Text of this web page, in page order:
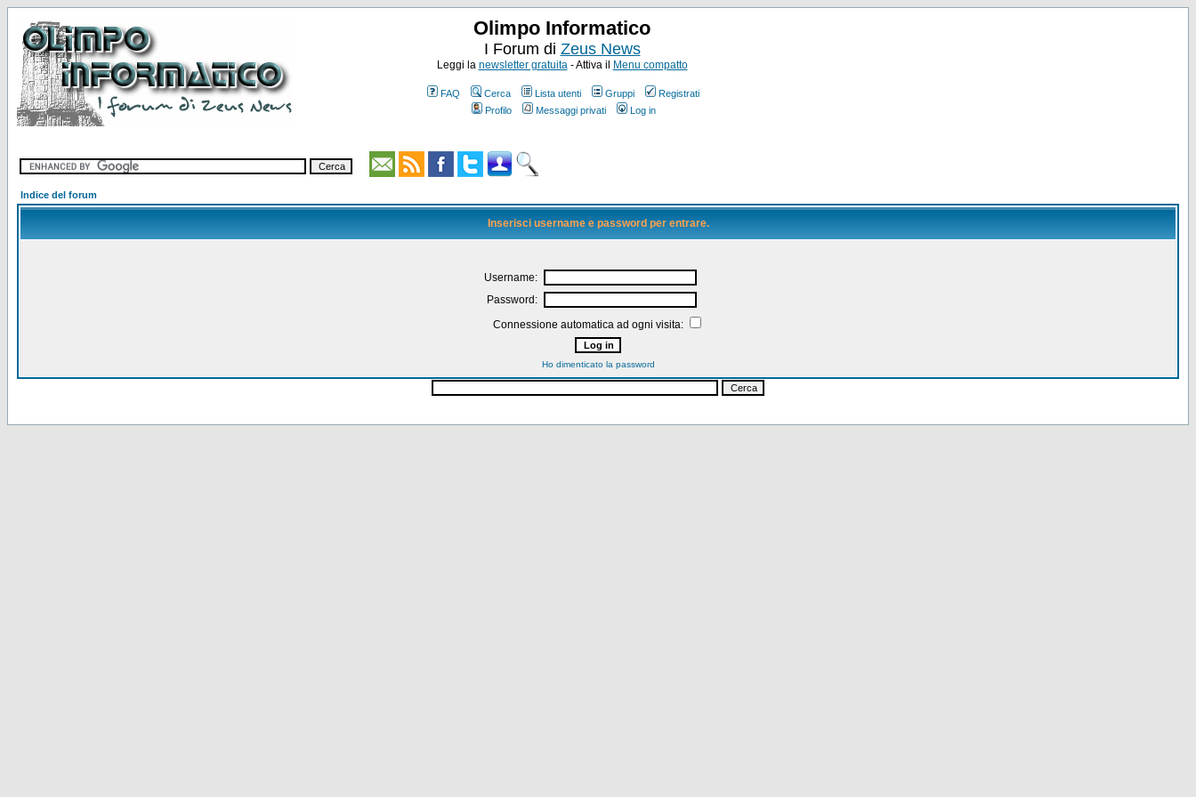
Olimpo Informatico
I Forum di Zeus News
Leggi la newsletter gratuita- Attiva il Menu compatto
FAQ Cerca Lista utenti Gruppi
Registrati
Profilo
Messaggi privati Log in
Indice del forum
Inserisci username e password per entrare.
Username:
Password:
Connessione automatica ad ogni visita:
Ho dimenticato la password